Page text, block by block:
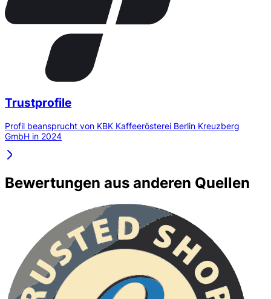
Trustprofile
Profil beansprucht von KBK Kaffeerösterei Berlin Kreuzberg
GmbH in 2024
Bewertungen aus anderen Quellen